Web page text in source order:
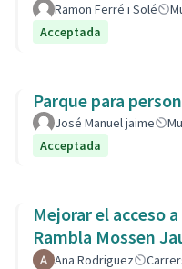
Ramon Ferré i Solé
Acceptada
Parque para
José Manuel jaime
Acceptada
Mejorar el acceso a las viviendas sitas en
Rambla Mossen
Ana Rodriguez